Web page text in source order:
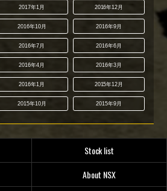
2017年1月 2016年12月
2016年10月 2016年9月
2016年7月 2016年6月
2016年4月 2016年3月
2016年1月 2015年12月
2015年10月 2015年9月
Stock list
About NSX